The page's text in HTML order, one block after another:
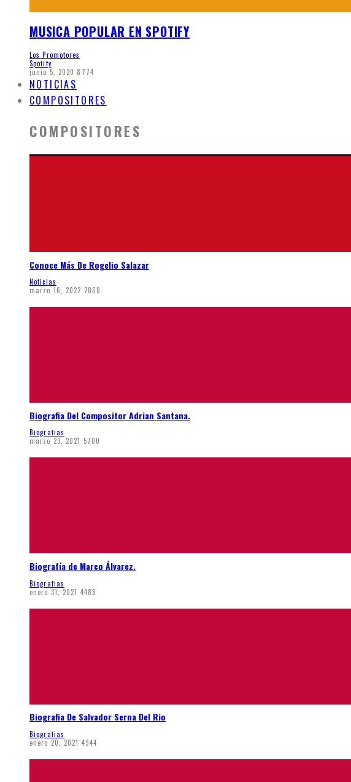
MUSICA POPULAR EN SPOTIFY
Los Promotores
Spotify
junio 5, 2020 8774
NOTICIAS
COMPOSITORES
COMPOSITORES
Conoce Más De Rogelio Salazar
Noticias
marzo 16, 2022 2868
Biografia Del Compositor Adrian Santana.
Biografias
marzo 23, 2021 5700
Biografía de Marco Álvarez.
Biografias
enero 31, 2021 4488
Biografia De Salvador Serna Del Rio
Biografias
enero 20, 2021 4944